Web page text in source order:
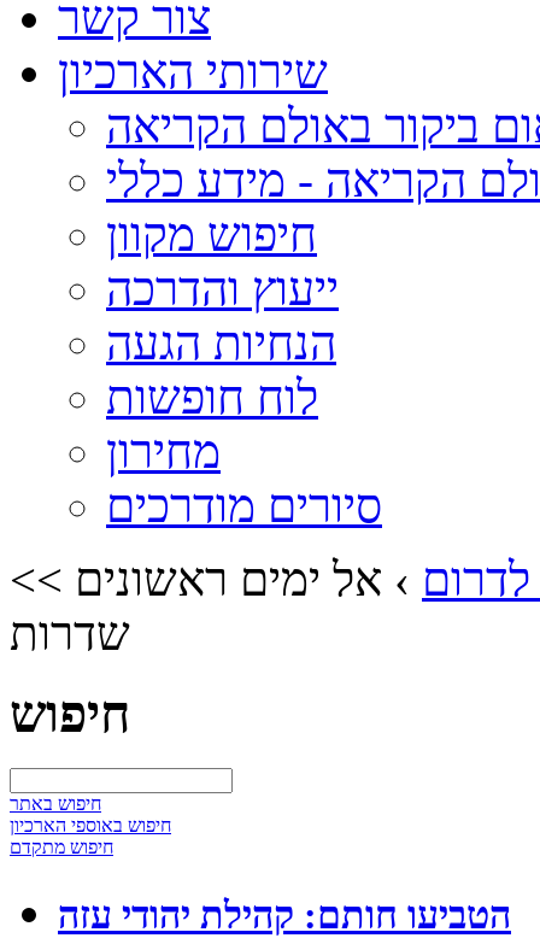
צור קשר
שירותי הארכיון
ביקור באולם הקריאה
הקריאה - מידע כללי
חיפוש מקוון
ייעוץ והדרכה
הנחיות הגעה
לוח חופשות
מחירון
סיורים מודרכים
לדרום › אל ימים ראשונים >>
שדרות
חיפוש
חיפוש באתר
חיפוש באוספי הארכיון
חיפוש מתקדם
הטביעו חותם: קהילת יהודי עזה